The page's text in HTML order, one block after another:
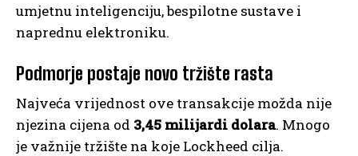
umjetnu inteligenciju, bespilotne sustave i
naprednu elektroniku.
Podmorje postaje novo tržište rasta
Najveća vrijednost ove transakcije možda nije
njezina cijena od 3,45 milijardi dolara. Mnogo
je važnije tržište na koje Lockheed cilja.